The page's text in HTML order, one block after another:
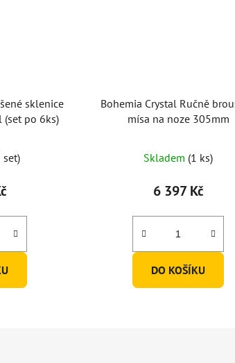
sklenice
po 6ks)
set)
Bohemia Crystal Ručně
mísa na noze 305mm
hodnocení
produktu
5,0
z
hvězdiček.
Skladem (1 ks)
6 397 Kč
DO KOŠÍKU